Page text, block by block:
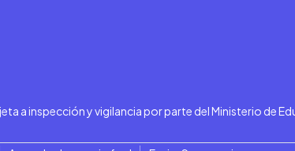
a inspección y vigilancia por parte del Ministerio de